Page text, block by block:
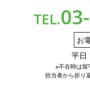
TEL.
お
平日
※不在時は留
担当者から折り